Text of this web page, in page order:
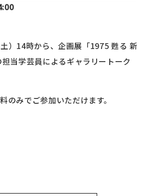
）14時から、企画展「1975 甦る 新
当学芸員によるギャラリートーク
のみでご参加いただけます。